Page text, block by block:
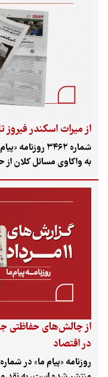
اراضی آن، ابهامات
تأثیر مخرب گونه‌های
تلاش‌ها برای رفع موانع
محورهای اصلی این
از میراث اسکندر فیروز
به واکاوی مسائل کلان
چالش‌های نظام سلامت
صدمین سالروز تولد
محیط‌زیست، به شکاف
در بازار دارویی کشور،
زیست‌محیطی تالاب
از چالش‌های حفاظتی
در اقتصاد